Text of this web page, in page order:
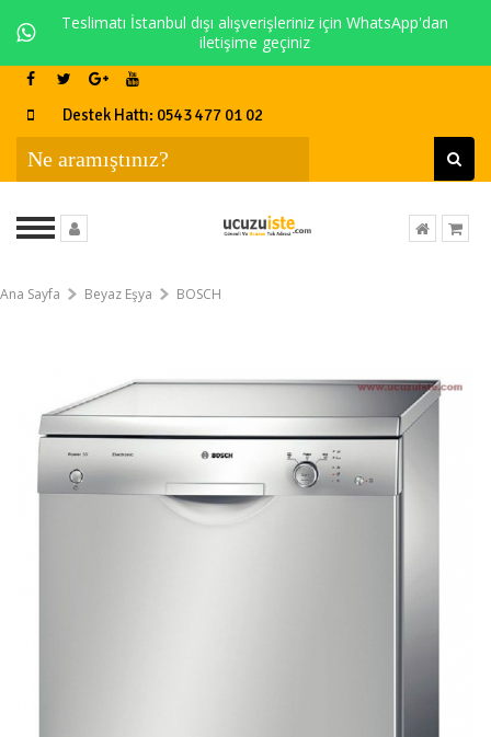
Teslimatı İstanbul dışı alışverişleriniz için WhatsApp'dan
iletişime geçiniz
Destek Hattı: 0543 477 01 02
Ana Sayfa Beyaz Eşya BOSCH